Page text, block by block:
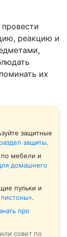
реакцию и
их
защитные
защиты.
мебели и
домашнего
пульки и
.
про
совет по